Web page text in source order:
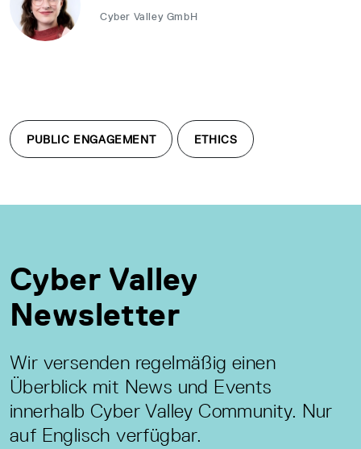
Cyber Valley GmbH
PUBLIC ENGAGEMENT ETHICS
Cyber Valley
Newsletter
Wir versenden regelmäßig einen
Überblick mit News und Events
innerhalb Cyber Valley Community. Nur
auf Englisch verfügbar.